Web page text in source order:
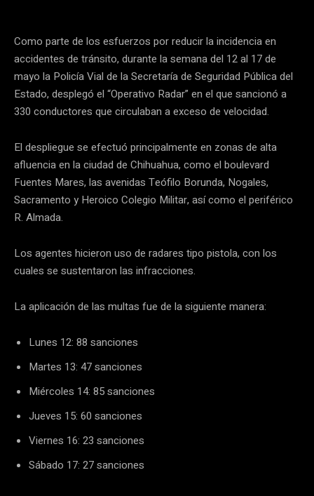
Como parte de los esfuerzos por reducir la incidencia en
accidentes de tránsito, durante la semana del 12 al 17 de
mayo la Policía Vial de la Secretaría de Seguridad Pública del
Estado, desplegó el “Operativo Radar” en el que sancionó a
330 conductores que circulaban a exceso de velocidad.
El despliegue se efectuó principalmente en zonas de alta
afluencia en la ciudad de Chihuahua, como el boulevard
Fuentes Mares, las avenidas Teófilo Borunda, Nogales,
Sacramento y Heroico Colegio Militar, así como el periférico
R. Almada.
Los agentes hicieron uso de radares tipo pistola, con los
cuales se sustentaron las infracciones.
La aplicación de las multas fue de la siguiente manera:
Lunes 12: 88 sanciones
⁠Martes 13: 47 sanciones
⁠Miércoles 14: 85 sanciones
⁠Jueves 15: 60 sanciones
⁠Viernes 16: 23 sanciones
⁠Sábado 17: 27 sanciones